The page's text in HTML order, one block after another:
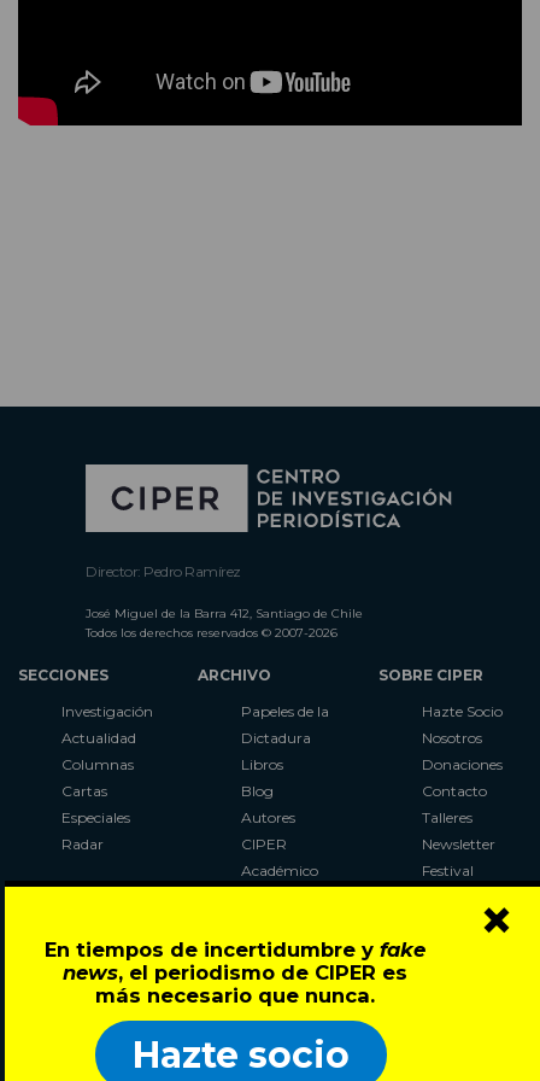
En tiempos de incertidumbre y fake
news, el periodismo de CIPER es
más necesario que nunca.
Hazte socio
×
Director: Pedro Ramírez
José Miguel de la Barra 412, Santiago de Chile
Todos los derechos reservados © 2007-2026
SECCIONES
Investigación
Actualidad
Columnas
Cartas
Especiales
Radar
ARCHIVO
Papeles de la
Dictadura
Libros
Blog
Autores
CIPER
Académico
Al Plebiscito
con CIPER
SOBRE CIPER
Hazte Socio
Nosotros
Donaciones
Contacto
Talleres
Newsletter
Festival